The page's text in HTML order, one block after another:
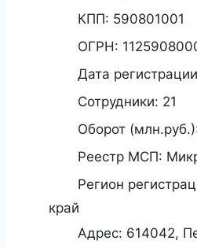
КПП: 590801001
ОГРН:
Дата
Сотрудники: 21
Оборот
Реестр МСП:
Регион
край
Адрес: 614042,